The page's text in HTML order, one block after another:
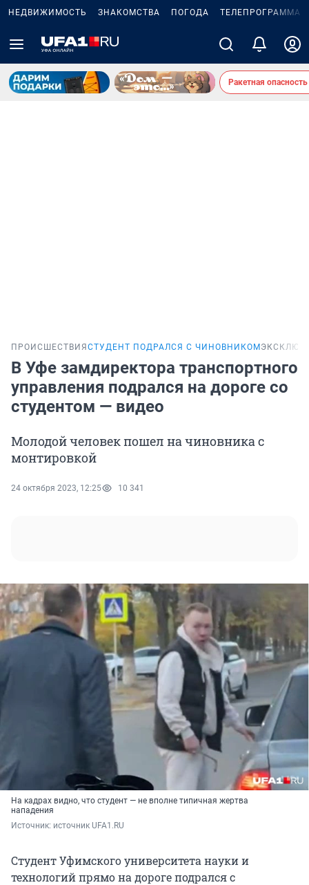
НЕДВИЖИМОСТЬ ЗНАКОМСТВА ПОГОДА ТЕЛЕПРОГРАММА
Ракетная
ПРОИСШЕСТВИЯ СТУДЕНТ ПОДРАЛСЯ С ЧИНОВНИКОМ
В Уфе замдиректора транспортного
управления подрался на дороге со
студентом — видео
Молодой человек пошел на чиновника с
монтировкой
24 октября 2023, 12:25 10 341
На кадрах видно, что студент — не вполне типичная жертва
нападения
Источник: источник UFA1.RU
Студент Уфимского университета науки и
технологий прямо на дороге подрался с